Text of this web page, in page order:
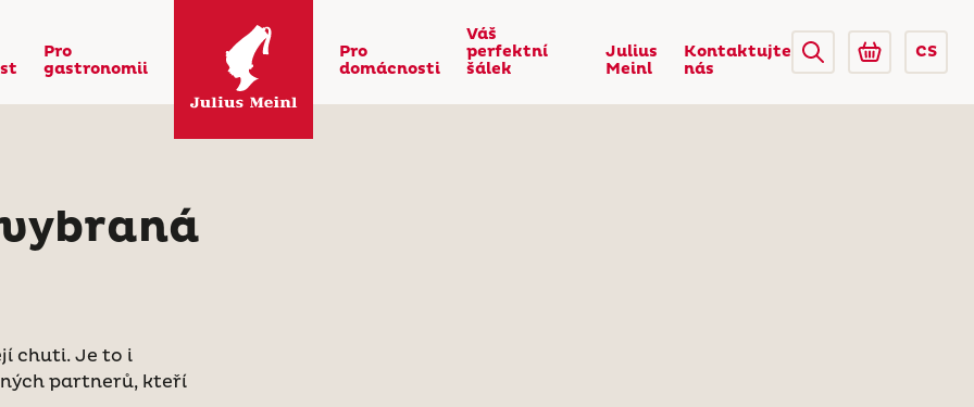
Pro
gastronomii
Pro
domácnosti
Váš
perfektní
šálek
Julius
Meinl
Kontaktujte
nás
CS
chuti. Je to i
partnerů, kteří